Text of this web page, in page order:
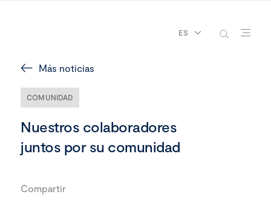
ES
Más noticias
COMUNIDAD
Nuestros colaboradores
juntos por su comunidad
Compartir